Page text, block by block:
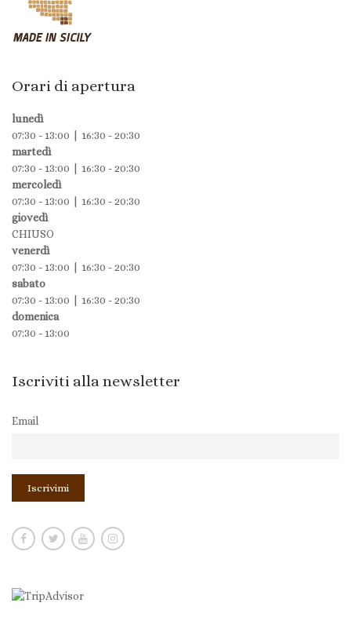
Orari di apertura
lunedì
07:30 - 13:00 | 16:30 - 20:30
martedì
07:30 - 13:00 | 16:30 - 20:30
mercoledì
07:30 - 13:00 | 16:30 - 20:30
giovedì
CHIUSO
venerdì
07:30 - 13:00 | 16:30 - 20:30
sabato
07:30 - 13:00 | 16:30 - 20:30
domenica
07:30 - 13:00
Iscriviti alla newsletter
Email